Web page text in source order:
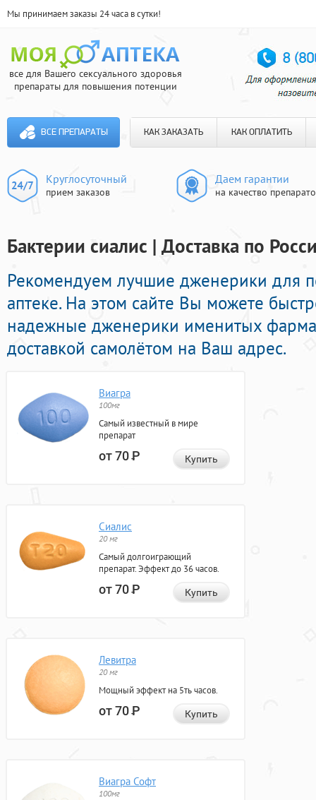
Мы принимаем заказы 24 часа в сутки!
все для Вашего сексуального здоровья
препараты для повышения потенции
ВСЕ ПРЕПАРАТЫ КАК ЗАКАЗАТЬ КАК ОПЛАТИТЬ
Круглосуточный
прием заказов
Даем гарантии
на качество
Бактерии сиалис | Доставка по
Рекомендуем лучшие дженерики для
аптеке. На этом сайте Вы можете
надежные дженерики именитых
доставкой самолётом на Ваш адрес.
Виагра
100мг
Самый известный в мире
препарат
от 70Р Купить
Сиалис
20 мг
Самый долгоиграющий
препарат. Эффект до 36 часов.
от 70Р Купить
Левитра
20 мг
Мощный эффект на 5ть часов.
от 70Р Купить
Виагра Софт
100мг